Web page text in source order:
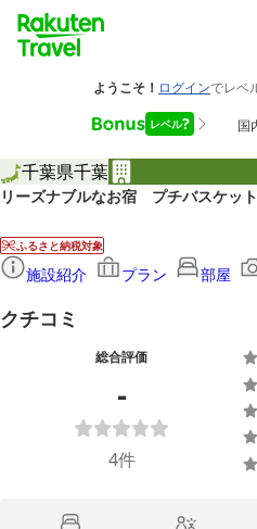
千葉県千葉
リーズナブルなお宿 プチバスケット
ふるさと納税対象
施設紹介 プラン 部屋
クチコミ
総合評価
-
4件